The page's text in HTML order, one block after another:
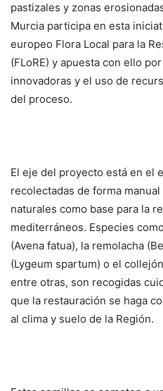
pastizales y zonas
Murcia participa en esta
europeo Flora Local para la
(FLoRE) y apuesta con ello
innovadoras y el uso de
del proceso.
El eje del proyecto está en el
recolectadas de forma
naturales como base para la
mediterráneos. Especies
(Avena fatua), la remolacha
(Lygeum spartum) o el
entre otras, son recogidas
que la restauración se haga
al clima y suelo de la Región.